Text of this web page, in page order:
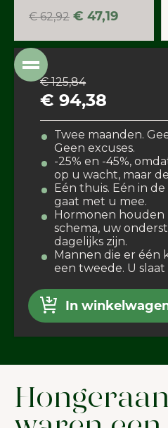
€ 62,92 € 47,19
€ 125,84
€ 94,38
Twee maanden.
Geen excuses.
-25% en -45%,
op u wacht, maar
Eén thuis. Eén in
gaat met u mee.
Hormonen houden
schema, uw
dagelijks zijn.
Mannen die er één
een tweede. U
In
WELKOM
Op onze
cookies die